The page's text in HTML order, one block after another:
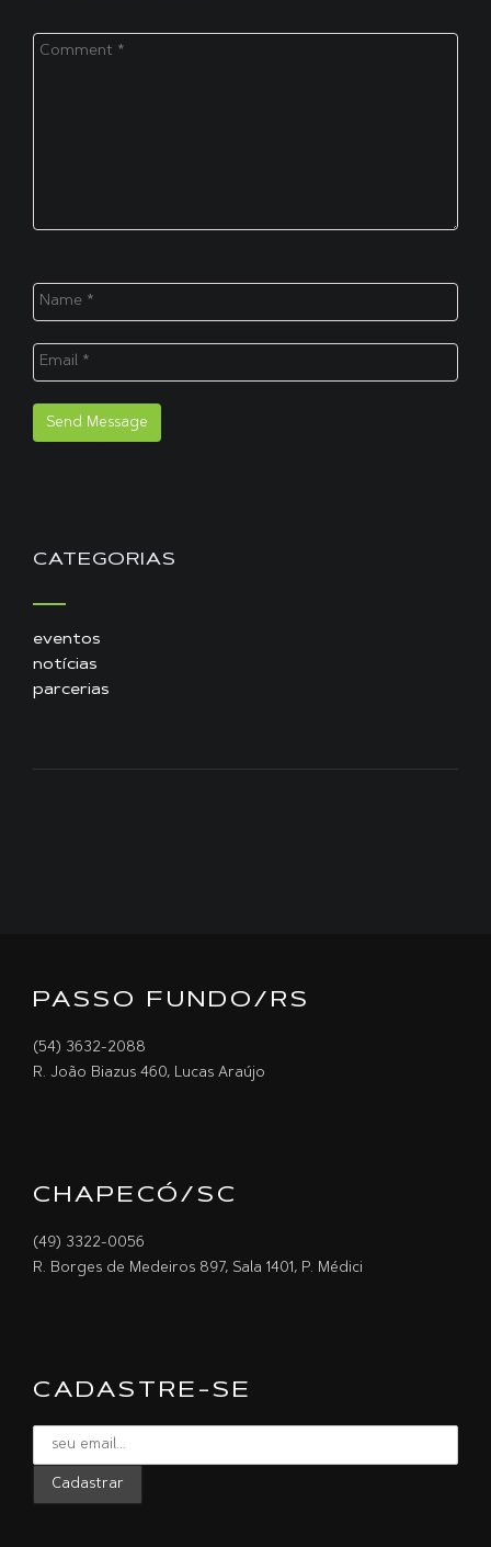
CATEGORIAS
eventos
notícias
parcerias
PASSO FUNDO/RS
(54) 3632-2088
R. João Biazus 460, Lucas Araújo
CHAPECÓ/SC
(49) 3322-0056
R. Borges de Medeiros 897, Sala 1401, P. Médici
CADASTRE-SE